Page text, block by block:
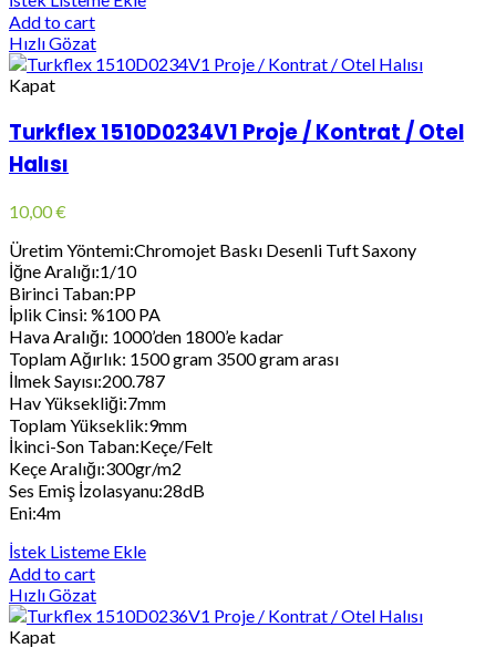
Add to cart
Hızlı Gözat
Kapat
Turkflex 1510D0234V1 Proje / Kontrat / Otel
Halısı
10,00€
Üretim Yöntemi:Chromojet Baskı Desenli Tuft Saxony
İğne Aralığı:1/10
Birinci Taban:PP
İplik Cinsi: %100 PA
Hava Aralığı: 1000’den 1800’e kadar
Toplam Ağırlık: 1500 gram 3500 gram arası
İlmek Sayısı:200.787
Hav Yüksekliği:7mm
Toplam Yükseklik:9mm
İkinci-Son Taban:Keçe/Felt
Keçe Aralığı:300gr/m2
Ses Emiş İzolasyanu:28dB
Eni:4m
İstek Listeme Ekle
Add to cart
Hızlı Gözat
Kapat